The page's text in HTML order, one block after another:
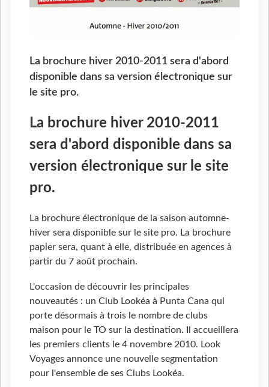
La brochure hiver 2010-2011 sera d'abord
disponible dans sa version électronique sur
le site pro.
La brochure hiver 2010-2011
sera d'abord disponible dans sa
version électronique sur le site
pro.
La brochure électronique de la saison automne-
hiver sera disponible sur le site pro. La brochure
papier sera, quant à elle, distribuée en agences à
partir du 7 août prochain.
L'occasion de découvrir les principales
nouveautés : un Club Lookéa à Punta Cana qui
porte désormais à trois le nombre de clubs
maison pour le TO sur la destination. Il accueillera
les premiers clients le 4 novembre 2010. Look
Voyages annonce une nouvelle segmentation
pour l'ensemble de ses Clubs Lookéa.